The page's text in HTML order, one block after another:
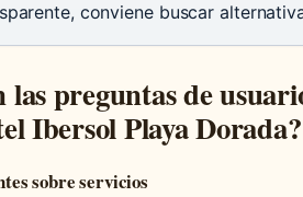
conviene buscar
las preguntas de
Ibersol Playa Dorada?
sobre servicios